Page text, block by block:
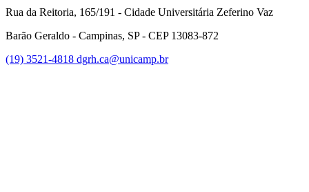
Rua da Reitoria, 165/191 - Cidade Universitária Zeferino Vaz
Barão Geraldo - Campinas, SP - CEP 13083-872
(19) 3521-4818 dgrh.ca@unicamp.br